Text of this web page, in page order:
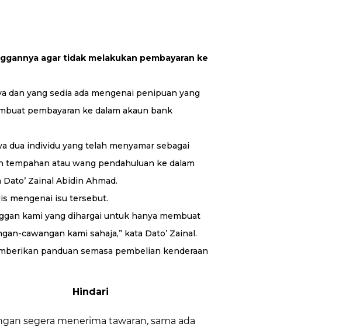
agar tidak melakukan pembayaran ke
dan yang sedia ada mengenai penipuan yang
pembayaran ke dalam akaun bank
dua individu yang telah menyamar sebagai
atau wang pendahuluan ke dalam
Zainal Abidin Ahmad.
mengenai isu tersebut.
kami yang dihargai untuk hanya membuat
cawangan kami sahaja,” kata Dato’ Zainal.
panduan semasa pembelian kenderaan
Hindari
segera menerima tawaran, sama ada